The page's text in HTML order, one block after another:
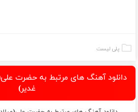
پلی لیست
دانلود آهنگ های مرتبط به حضرت
غدیر)